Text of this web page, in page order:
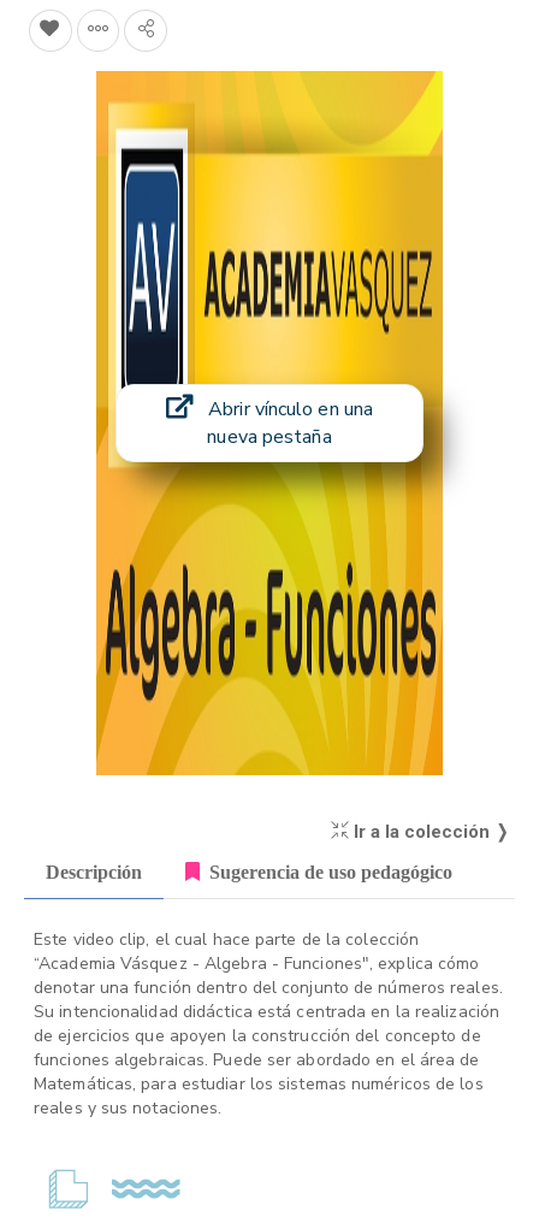
Abrir vínculo en una
nueva pestaña
Ir a la colección ❭
Descripción Sugerencia de uso pedagógico
Este video clip, el cual hace parte de la colección
“Academia Vásquez - Algebra - Funciones", explica cómo
denotar una función dentro del conjunto de números reales.
Su intencionalidad didáctica está centrada en la realización
de ejercicios que apoyen la construcción del concepto de
funciones algebraicas. Puede ser abordado en el área de
Matemáticas, para estudiar los sistemas numéricos de los
reales y sus notaciones.